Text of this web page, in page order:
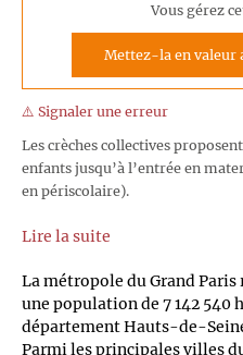
Vous gérez
Mettez-la en valeur
⚠️ Signaler une erreur
Les crèches collectives
enfants jusqu’à l’entrée en
en périscolaire).
Lire la suite
La métropole du Grand
une population de 7 142 540
département Hauts-de-
Parmi les principales villes